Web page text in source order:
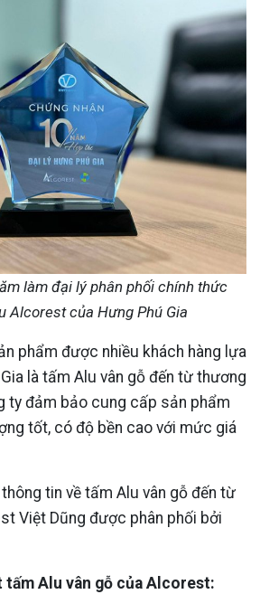
làm đại lý phân phối chính thức
Alcorest của Hưng Phú Gia
phẩm được nhiều khách hàng lựa
là tấm Alu vân gỗ đến từ thương
ty đảm bảo cung cấp sản phẩm
tốt, có độ bền cao với mức giá
tin về tấm Alu vân gỗ đến từ
Việt Dũng được phân phối bởi
Alu vân gỗ của Alcorest: